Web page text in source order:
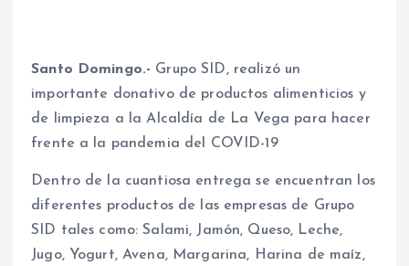
Santo Domingo.- Grupo SID, realizó un
importante donativo de productos alimenticios y
de limpieza a la Alcaldía de La Vega para hacer
frente a la pandemia del COVID-19
Dentro de la cuantiosa entrega se encuentran los
diferentes productos de las empresas de Grupo
SID tales como: Salami, Jamón, Queso, Leche,
Jugo, Yogurt, Avena, Margarina, Harina de maíz,